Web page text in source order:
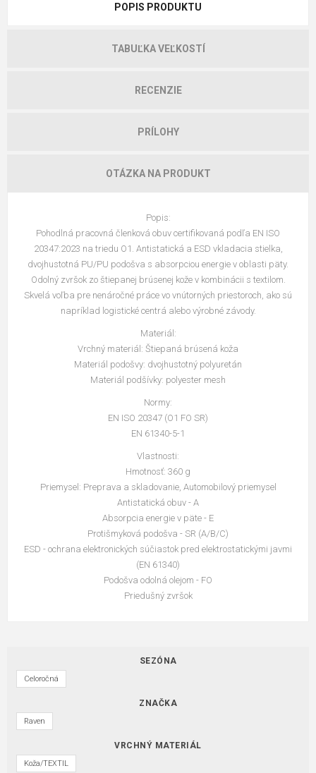
POPIS PRODUKTU
TABUĽKA VEĽKOSTÍ
RECENZIE
PRÍLOHY
OTÁZKA NA PRODUKT
Popis:
Pohodlná pracovná členková obuv certifikovaná podľa EN ISO
20347:2023 na triedu O1. Antistatická a ESD vkladacia stielka,
dvojhustotná PU/PU podošva s absorpciou energie v oblasti päty.
Odolný zvršok zo štiepanej brúsenej kože v kombinácii s textilom.
Skvelá voľba pre nenáročné práce vo vnútorných priestoroch, ako sú
napríklad logistické centrá alebo výrobné závody.
Materiál:
Vrchný materiál: Štiepaná brúsená koža
Materiál podošvy: dvojhustotný polyuretán
Materiál podšívky: polyester mesh
Normy:
EN ISO 20347 (O1 FO SR)
EN 61340-5-1
Vlastnosti:
Hmotnosť: 360 g
Priemysel: Preprava a skladovanie, Automobilový priemysel
Antistatická obuv - A
Absorpcia energie v päte - E
Protišmyková podošva - SR (A/B/C)
ESD - ochrana elektronických súčiastok pred elektrostatickými javmi
(EN 61340)
Podošva odolná olejom - FO
Priedušný zvršok
SEZÓNA
Celoročná
ZNAČKA
Raven
VRCHNÝ MATERIÁL
Koža/TEXTIL